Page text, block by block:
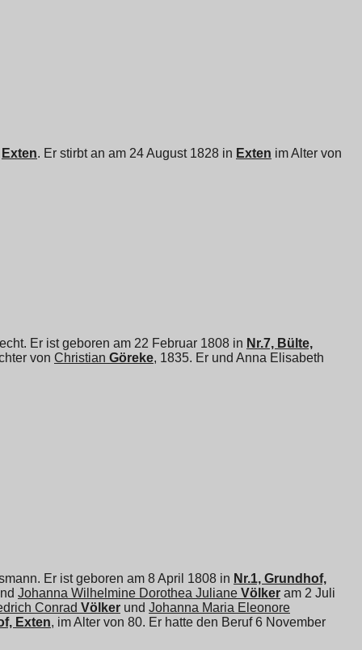
Exten. Er stirbt an am 24 August 1828 in Exten im Alter von
Er ist geboren am 22 Februar 1808 in Nr.7, Bülte,
von Christian Göreke, 1835. Er und Anna Elisabeth
Er ist geboren am 8 April 1808 in Nr.1, Grundhof,
Johanna Wilhelmine Dorothea Juliane Völker am 2 Juli
Conrad Völker und Johanna Maria Eleonore
Exten, im Alter von 80. Er hatte den Beruf 6 November